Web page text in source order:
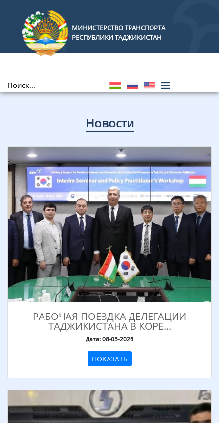
МИНИСТЕРСТВО ТРАНСПОРТА
РЕСПУБЛИКИ ТАДЖИКИСТАН
Новости
РАБОЧАЯ ПОЕЗДКА ДЕЛЕГАЦИИ
ТАДЖИКИСТАНА В КОРЕ...
Дата: 08-05-2026
ПОКАЗАТЬ